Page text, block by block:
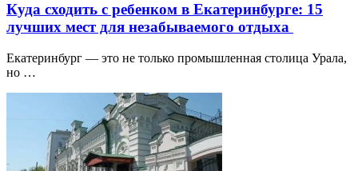
Куда сходить с ребенком в Екатеринбурге: 15
лучших мест для незабываемого отдыха
Екатеринбург — это не только промышленная столица Урала,
но …